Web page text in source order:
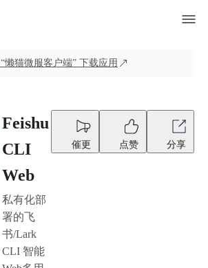
“懒猫微服客户端” 下载应用
Feishu
CLI
Web
私有化部
署的飞
书/Lark
CLI 智能
催更 点赞 分享